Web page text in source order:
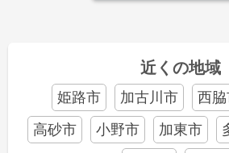
近くの地域
姫路市 加古川市 西
高砂市
小野市 加東市